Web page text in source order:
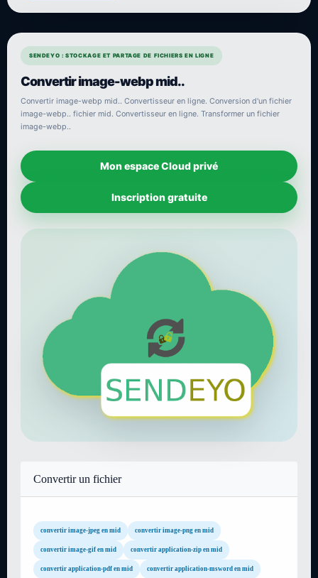
SENDEYO : STOCKAGE ET PARTAGE DE FICHIERS EN LIGNE
Convertir image-webp mid..
Convertir image-webp mid.. Convertisseur en ligne. Conversion d'un fichier
image-webp.. fichier mid. Convertisseur en ligne. Transformer un fichier
image-webp..
Mon espace Cloud privé
Inscription gratuite
Convertir un fichier
convertir image-jpeg en mid convertir image-png en mid
convertir image-gif en mid convertir application-zip en mid
convertir application-pdf en mid convertir application-msword en mid